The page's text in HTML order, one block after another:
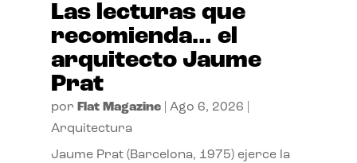
Las lecturas que
recomienda… el
arquitecto Jaume
Prat
por Flat Magazine| Ago 6, 2026
Arquitectura
Jaume Prat (Barcelona, 1975) ejerce la